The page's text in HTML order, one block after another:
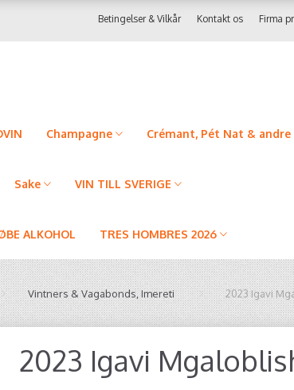
Firma
Kontakt os
Betingelser & Vilkår
Champagne Crémant, Pét Nat &
Sake VIN TILL SVERIGE
ALKOHOL TRES HOMBRES 2026
Vintners & Vagabonds, Imereti 2023 Igavi
2023 Igavi